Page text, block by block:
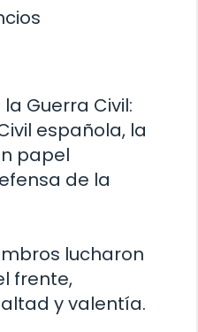
Guerra Civil:
española, la
papel
de la
lucharon
frente,
y valentía.